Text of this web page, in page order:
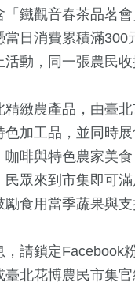
鐵觀音春茶品茗
日消費累積滿
動，同一張農民收
緻農產品，由臺
加工品，並同時
啡與特色農家美
眾來到市集即可
食用當季蔬果與支
請鎖定Facebook
北花博農民市集